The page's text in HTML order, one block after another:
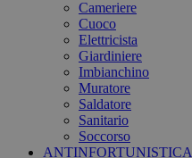
Cameriere
Cuoco
Elettricista
Giardiniere
Imbianchino
Muratore
Saldatore
Sanitario
Soccorso
ANTINFORTUNISTICA